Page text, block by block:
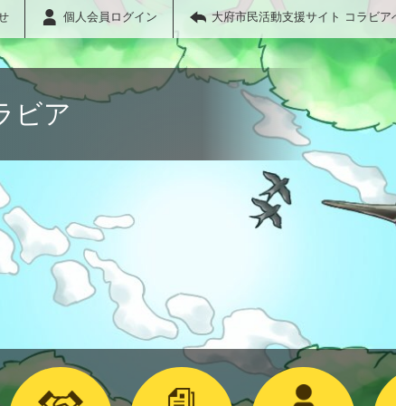
個人会員ログイン 大府市民活動支援サイト コラビア
ビア